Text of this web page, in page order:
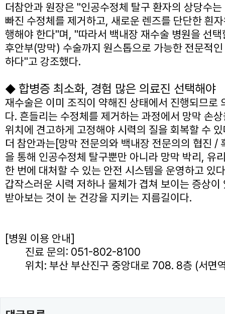
더참안과 원장은 "인공수정체 탈구 환자의 상당수
빠진 수정체를 제거하고, 새로운 렌즈를 단단한 흰
행해야 한다"며, "따라서 백내장 재수술 병원을 선
후안부(망막) 수술까지 원스톱으로 가능한 전문적
하다"고 강조했다.
◆ 합병증 최소화, 경험 많은 의료진 선택해야
재수술은 이미 조직이 약해진 상태에서 진행되므로
다. 흔들리는 수정체를 제거하는 과정에서 망막 손
위치에 견고하게 고정해야 시력의 질을 회복할 수
더 참안과는[망막 전문의와 백내장 전문의의 협진 /
을 통해 인공수정체 탈구뿐만 아니라 망막 박리, 유
한 번에 대처할 수 있는 안전 시스템을 운영하고 있
갑작스러운 시력 저하나 물체가 겹쳐 보이는 증상
받아보는 것이 눈 건강을 지키는 지름길이다.
[병원 이용 안내]
진료 문의: 051-802-8100
위치: 부산 부산진구 중앙대로 708. 8층 (서면